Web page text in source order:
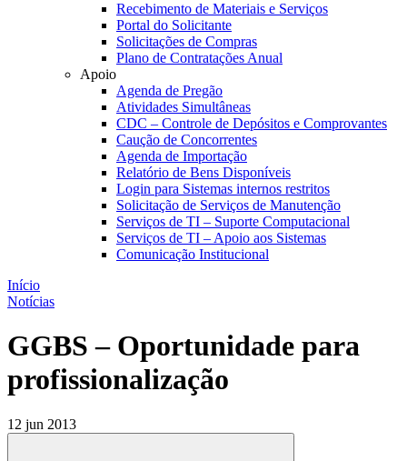
Recebimento de Materiais e Serviços
Portal do Solicitante
Solicitações de Compras
Plano de Contratações Anual
Apoio
Agenda de Pregão
Atividades Simultâneas
CDC – Controle de Depósitos e Comprovantes
Caução de Concorrentes
Agenda de Importação
Relatório de Bens Disponíveis
Login para Sistemas internos restritos
Solicitação de Serviços de Manutenção
Serviços de TI – Suporte Computacional
Serviços de TI – Apoio aos Sistemas
Comunicação Institucional
Início
Notícias
GGBS – Oportunidade para
profissionalização
12 jun 2013